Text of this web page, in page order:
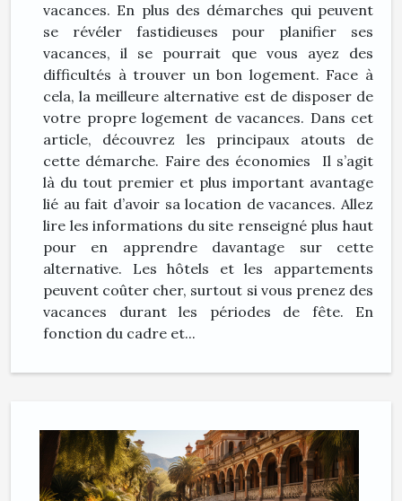
vacances. En plus des démarches qui peuvent
se révéler fastidieuses pour planifier ses
vacances, il se pourrait que vous ayez des
difficultés à trouver un bon logement. Face à
cela, la meilleure alternative est de disposer de
votre propre logement de vacances. Dans cet
article, découvrez les principaux atouts de
cette démarche. Faire des économies Il s’agit
là du tout premier et plus important avantage
lié au fait d’avoir sa location de vacances. Allez
lire les informations du site renseigné plus haut
pour en apprendre davantage sur cette
alternative. Les hôtels et les appartements
peuvent coûter cher, surtout si vous prenez des
vacances durant les périodes de fête. En
fonction du cadre et...